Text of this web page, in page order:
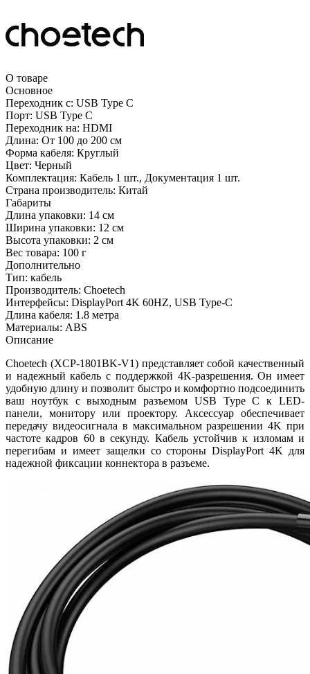
О товаре
Основное
Переходник с: USB Type C
Порт: USB Type C
Переходник на: HDMI
Длина: От 100 до 200 см
Форма кабеля: Круглый
Цвет: Черный
Комплектация: Кабель 1 шт., Документация 1 шт.
Страна производитель: Китай
Габариты
Длина упаковки: 14 см
Ширина упаковки: 12 см
Высота упаковки: 2 см
Вес товара: 100 г
Дополнительно
Тип: кабель
Производитель: Choetech
Интерфейсы: DisplayPort 4K 60HZ, USB Type-C
Длина кабеля: 1.8 метра
Материалы: ABS
Описание
Choetech (XCP-1801BK-V1) представляет собой качественный
и надежный кабель с поддержкой 4K-разрешения. Он имеет
удобную длину и позволит быстро и комфортно подсоединить
ваш ноутбук с выходным разъемом USB Type C к LED-
панели, монитору или проектору. Аксессуар обеспечивает
передачу видеосигнала в максимальном разрешении 4K при
частоте кадров 60 в секунду. Кабель устойчив к изломам и
перегибам и имеет защелки со стороны DisplayPort 4K для
надежной фиксации коннектора в разъеме.